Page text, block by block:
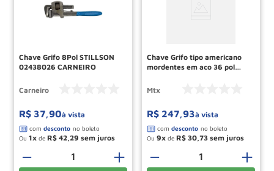
Chave Grifo 8Pol STILLSON
02438026 CARNEIRO
Carneiro
R$ 37,90à vista
Ou 1 de R$ 42,29
＋
－
Chave Grifo tipo americano
mordentes em aco 36 pol
Mtx
R$ 247,93à vista
Ou 9 de R$ 30,73
＋
－